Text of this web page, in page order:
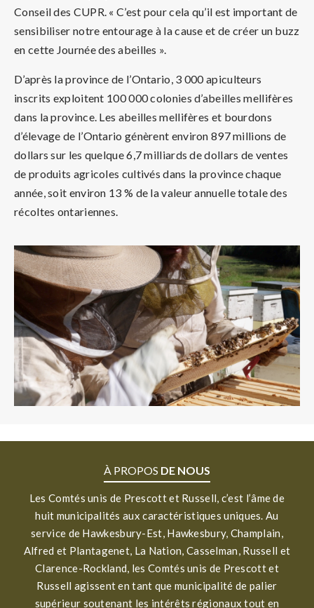
Conseil des CUPR. « C’est pour cela qu’il est important de
sensibiliser notre entourage à la cause et de créer un buzz
en cette Journée des abeilles ».
D’après la province de l’Ontario, 3 000 apiculteurs
inscrits exploitent 100 000 colonies d’abeilles mellifères
dans la province. Les abeilles mellifères et bourdons
d’élevage de l’Ontario génèrent environ 897 millions de
dollars sur les quelque 6,7 milliards de dollars de ventes
de produits agricoles cultivés dans la province chaque
année, soit environ 13 % de la valeur annuelle totale des
récoltes ontariennes.
À PROPOS DE NOUS
Les Comtés unis de Prescott et Russell, c’est l’âme de
huit municipalités aux caractéristiques uniques. Au
service de Hawkesbury-Est, Hawkesbury, Champlain,
Alfred et Plantagenet, La Nation, Casselman, Russell et
Clarence-Rockland, les Comtés unis de Prescott et
Russell agissent en tant que municipalité de palier
supérieur soutenant les intérêts régionaux tout en